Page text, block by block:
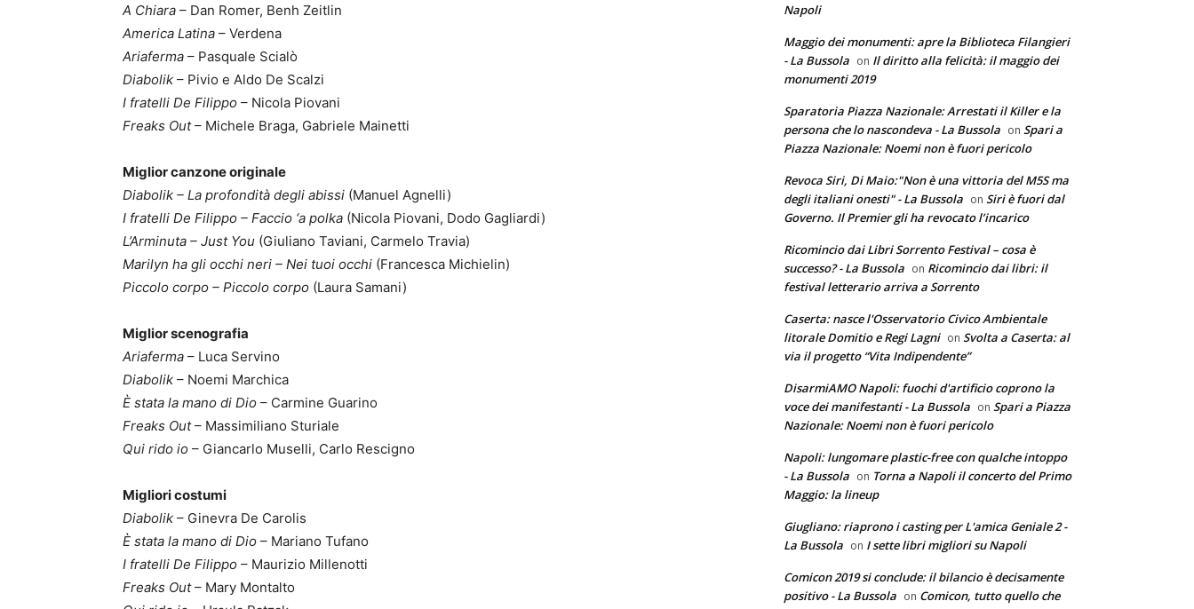
A Chiara – Dan Romer, Benh Zeitlin
America Latina – Verdena
Ariaferma – Pasquale Scialò
Diabolik – Pivio e Aldo De Scalzi
I fratelli De Filippo – Nicola Piovani
Freaks Out– Michele Braga, Gabriele Mainetti
Miglior canzone originale
Diabolik – La profondità degli abissi (Manuel Agnelli)
I fratelli De Filippo – Faccio ‘a polka (Nicola Piovani, Dodo Gagliardi)
L’Arminuta – Just You (Giuliano Taviani, Carmelo Travia)
Marilyn ha gli occhi neri – Nei tuoi occhi (Francesca Michielin)
Piccolo corpo – Piccolo corpo (Laura Samani)
Miglior scenografia
Ariaferma – Luca Servino
Diabolik – Noemi Marchica
È stata la mano di Dio – Carmine Guarino
Freaks Out– Massimiliano Sturiale
Qui rido io – Giancarlo Muselli, Carlo Rescigno
Migliori costumi
Diabolik – Ginevra De Carolis
È stata la mano di Dio – Mariano Tufano
I fratelli De Filippo – Maurizio Millenotti
Freaks Out– Mary Montalto
Napoli
Maggio dei monumenti: apre la Biblioteca Filangieri
- La Bussola on Il diritto alla felicità: il maggio dei
monumenti 2019
Sparatoria Piazza Nazionale: Arrestati il Killer e la
persona che lo nascondeva - La Bussola on Spari a
Piazza Nazionale: Noemi non è fuori pericolo
Revoca Siri, Di Maio:"Non è una vittoria del M5S ma
degli italiani onesti" - La Bussola on Siri è fuori dal
Governo. Il Premier gli ha revocato l’incarico
Ricomincio dai Libri Sorrento Festival – cosa è
successo? - La Bussola on Ricomincio dai libri: il
festival letterario arriva a Sorrento
Caserta: nasce l'Osservatorio Civico Ambientale
litorale Domitio e Regi Lagni on Svolta a Caserta: al
via il progetto “Vita Indipendente”
DisarmiAMO Napoli: fuochi d'artificio coprono la
voce dei manifestanti - La Bussola on Spari a Piazza
Nazionale: Noemi non è fuori pericolo
Napoli: lungomare plastic-free con qualche intoppo
- La Bussola on Torna a Napoli il concerto del Primo
Maggio: la lineup
Giugliano: riaprono i casting per L'amica Geniale 2 -
La Bussola on I sette libri migliori su Napoli
Comicon 2019 si conclude: il bilancio è decisamente
positivo - La Bussola on Comicon, tutto quello che